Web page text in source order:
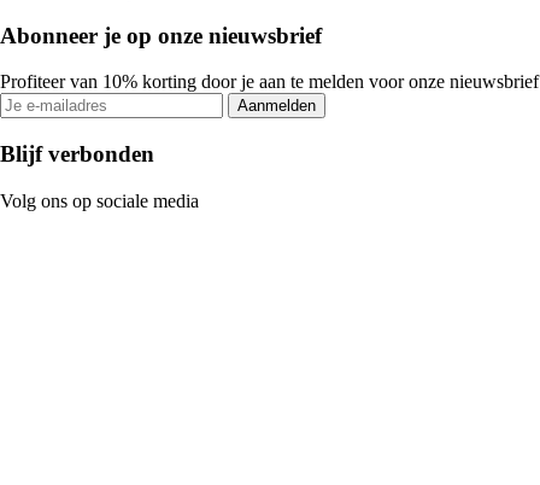
Abonneer je op onze nieuwsbrief
Profiteer van 10% korting door je aan te melden voor onze nieuwsbrief
Aanmelden
Blijf verbonden
Volg ons op sociale media